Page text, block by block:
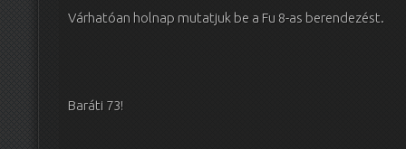
Várhatóan holnap mutatjuk be a Fu 8-as berendezést.
Baráti 73!